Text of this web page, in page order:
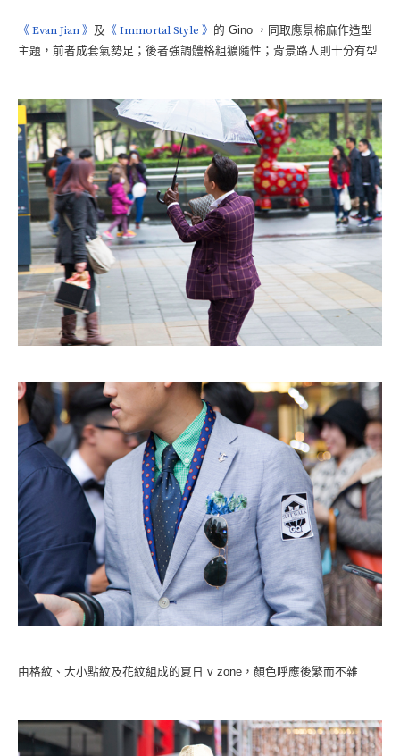
《 Evan Jian 》 及 《 Immortal Style 》 的 Gino ，同取應景棉麻作造型
主題，前者成套氣勢足；後者強調體格粗獷隨性；背景路人則十分有型
由格紋、大小點紋及花紋組成的夏日 v zone，顏色呼應後繁而不雜